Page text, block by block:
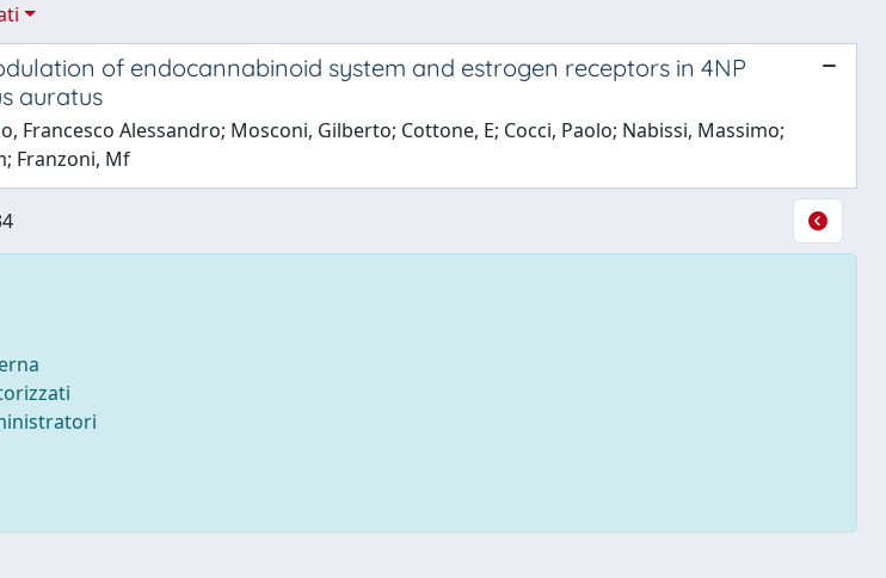
of endocannabinoid system and estrogen receptors in 4NP
auratus
Francesco Alessandro; Mosconi, Gilberto; Cottone, E; Cocci, Paolo; Nabissi, Massimo;
Franzoni, Mf